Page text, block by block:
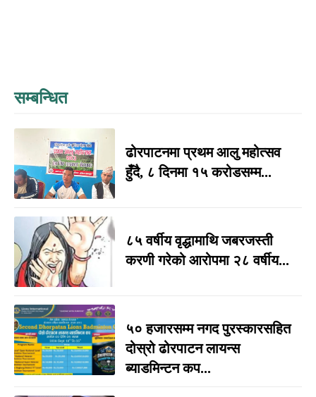
सम्बन्धित
ढोरपाटनमा प्रथम आलु महोत्सव
हुँदै, ८ दिनमा १५ करोडसम्म...
८५ वर्षीय वृद्धामाथि जबरजस्ती
करणी गरेको आरोपमा २८ वर्षीय...
५० हजारसम्म नगद पुरस्कारसहित
दोस्रो ढोरपाटन लायन्स
ब्याडमिन्टन कप...